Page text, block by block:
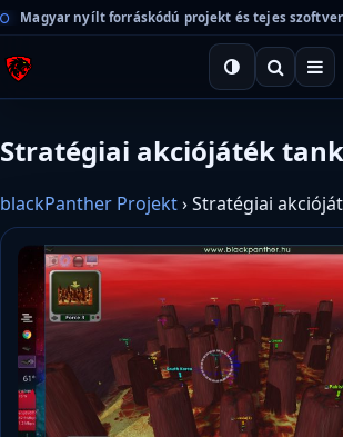
Magyar nyílt forráskódú projekt és tejes
Stratégiai akciójáték
blackPanther Projekt›Stratégiai